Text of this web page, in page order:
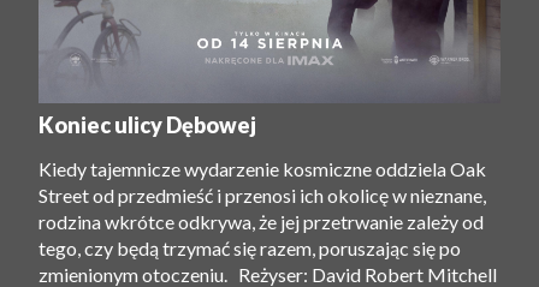
Koniec ulicy Dębowej
Kiedy tajemnicze wydarzenie kosmiczne oddziela Oak
Street od przedmieść i przenosi ich okolicę w nieznane,
rodzina wkrótce odkrywa, że ​​jej przetrwanie zależy od
tego, czy będą trzymać się razem, poruszając się po
zmienionym otoczeniu. Reżyser: David Robert Mitchell